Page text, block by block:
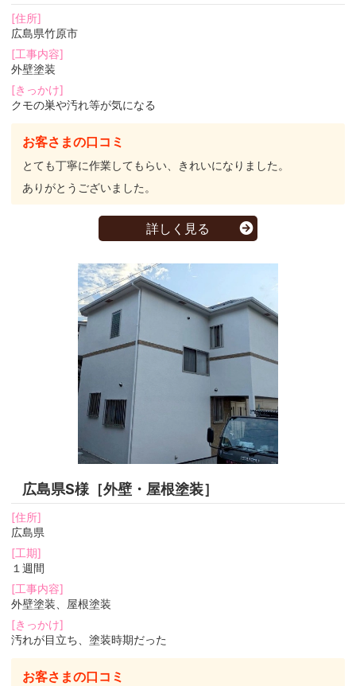
[住所]
広島県竹原市
[工事内容]
外壁塗装
[きっかけ]
クモの巣や汚れ等が気になる
お客さまの口コミ
とても丁寧に作業してもらい、きれいになりました。
ありがとうございました。
詳しく見る
広島県S様［外壁・屋根塗装］
[住所]
広島県
[工期]
１週間
[工事内容]
外壁塗装、屋根塗装
[きっかけ]
汚れが目立ち、塗装時期だった
お客さまの口コミ